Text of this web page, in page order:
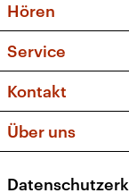
Musikliste
Kakadu –
Hören
Service
FAQ
Apps
Newsletter
Kontakt
Social
Über uns